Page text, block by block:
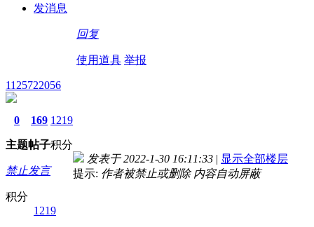
发消息
回复
使用道具 举报
1125722056
0
主题
169
帖子
1219
积分
禁止发言
积分
1219
发表于 2022-1-30 16:11:33 | 显示全部楼层
提示: 作者被禁止或删除 内容自动屏蔽